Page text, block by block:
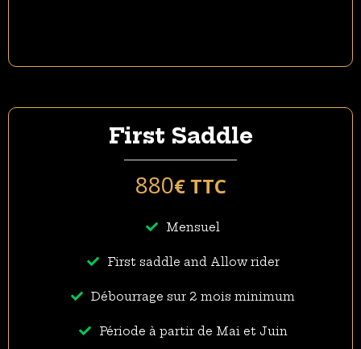
First Saddle
880€ TTC
Mensuel
First saddle and Allow rider
Débourrage sur 2 mois minimum
Période à partir de Mai et Juin